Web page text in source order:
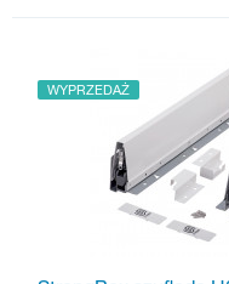
WYPRZEDAŻ